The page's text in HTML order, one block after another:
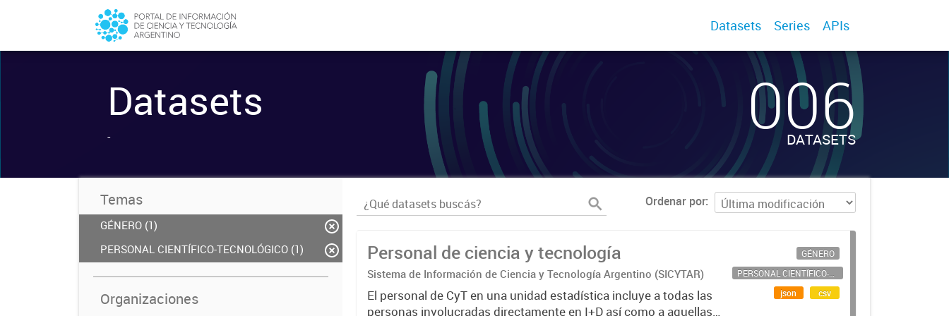
Datasets Series APIs
Datasets
- 006
DATASETS
Temas
GÉNERO (1)
PERSONAL CIENTÍFICO-TECNOLÓGICO (1)
Organizaciones
Ordenar por
Personal de ciencia y tecnología
Sistema de Información de Ciencia y Tecnología Argentino (SICYTAR)
El personal de CyT en una unidad estadística incluye a todas las
personas involucradas directamente en I+D así como a aquellas
GÉNERO
PERSONAL CIENTÍFICO-TECNOLÓGICO
json
csv